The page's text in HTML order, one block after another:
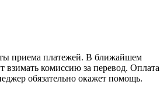
приема платежей. В ближайшем
взимать комиссию за перевод. Оплата
обязательно окажет помощь.